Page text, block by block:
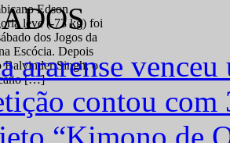
Edson
leve (-73 kg) foi
dos Jogos da
Escócia. Depois
Balvinder Singh, o
[…]